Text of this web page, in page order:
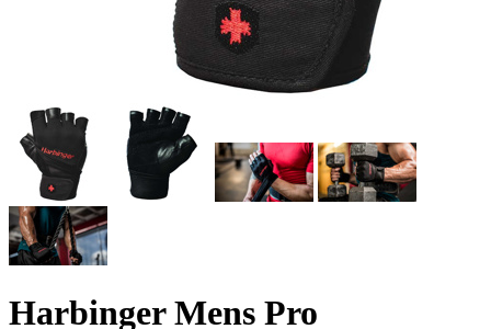
Harbinger Mens Pro